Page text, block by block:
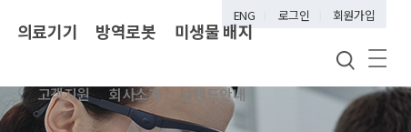
ENG 로그인 회원가입
의료기기 방역로봇 미생물 배지
브랜드안내
회사소개
고객지원